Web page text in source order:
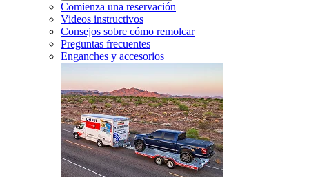
Comienza una reservación
Videos instructivos
Consejos sobre cómo remolcar
Preguntas frecuentes
Enganches y accesorios